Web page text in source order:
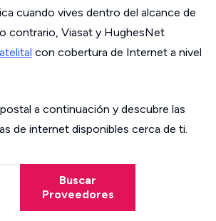
cuando vives dentro del alcance de
contrario, Viasat y HughesNet
con cobertura de Internet a nivel
a continuación y descubre las
de internet disponibles cerca de ti.
Buscar
Proveedores